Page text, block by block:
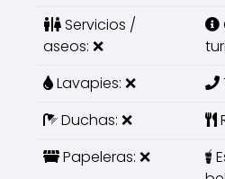
Servicios /
aseos: ❌
Lavapies: ❌
Duchas: ❌
Papeleras: ❌